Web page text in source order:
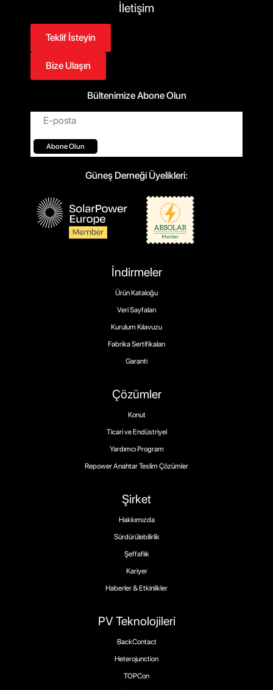
PV Teknolojileri
BackContact
Heterojunction
TOPCon
Şirket
Hakkımızda
Sürdürülebilirlik
Şeffaflık
Kariyer
Haberler & Etkinlikler
Çözümler
Konut
Ticari ve Endüstriyel
Yardımcı Program
Repower Anahtar Teslim Çözümler
İndirmeler
Ürün Kataloğu
Veri Sayfaları
Kurulum Kılavuzu
Fabrika Sertifikaları
Garanti
İletişim
Teklif İsteyin
Bize Ulaşın
Bültenimize Abone Olun
E-
posta*
Abone Olun
Güneş Derneği Üyelikleri: